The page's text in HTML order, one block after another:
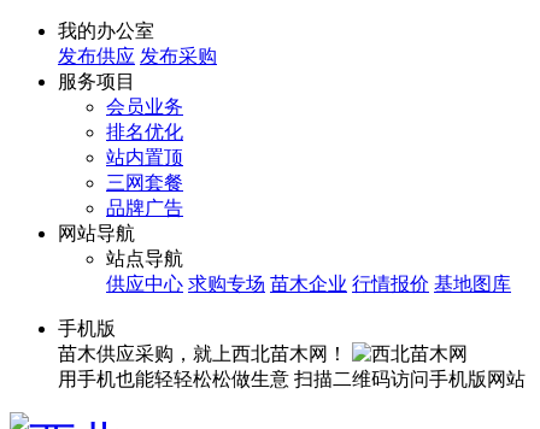
我的办公室
发布供应 发布采购
服务项目
会员业务
排名优化
站内置顶
三网套餐
品牌广告
网站导航
站点导航
供应中心 求购专场 苗木企业 行情报价 基地图库
手机版
苗木供应采购，就上西北苗木网！
用手机也能轻轻松松做生意 扫描二维码访问手机版网站